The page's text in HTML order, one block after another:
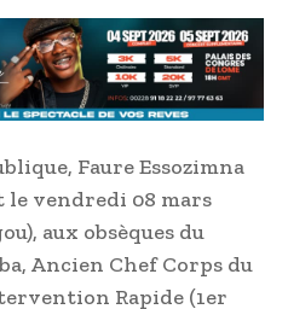
Faure Essozimna
le vendredi 08 mars
aux obsèques du
Ancien Chef Corps du
Rapide (1er